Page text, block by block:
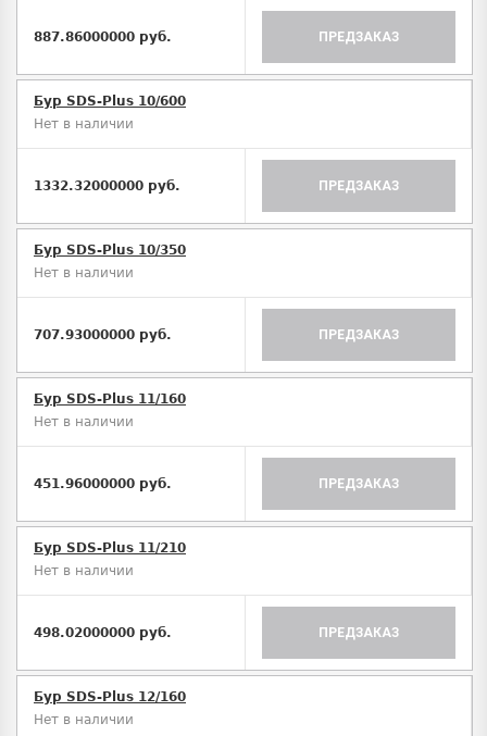
887.86000000 руб. ПРЕДЗАКАЗ
Бур SDS-Plus 10/600
Нет в наличии
1332.32000000 руб. ПРЕДЗАКАЗ
Бур SDS-Plus 10/350
Нет в наличии
707.93000000 руб. ПРЕДЗАКАЗ
Бур SDS-Plus 11/160
Нет в наличии
451.96000000 руб. ПРЕДЗАКАЗ
Бур SDS-Plus 11/210
Нет в наличии
498.02000000 руб. ПРЕДЗАКАЗ
Бур SDS-Plus 12/160
Нет в наличии